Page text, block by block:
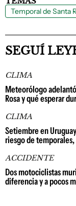
Temporal de Santa
SEGUÍ
CLIMA
Meteorólogo
Rosa y qué esperar
CLIMA
Setiembre en
riesgo de
ACCIDENTE
Dos motociclistas
diferencia y a pocos